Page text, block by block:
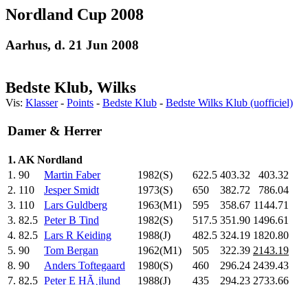
Nordland Cup 2008
Aarhus, d. 21 Jun 2008
Bedste Klub, Wilks
Vis: Klasser- Points - Bedste Klub - Bedste Wilks Klub (uofficiel)
Damer & Herrer
1. AK Nordland
1. 90 Martin Faber 1982(S) 622.5 403.32
403.32
2. 110 Jesper Smidt 1973(S) 650 382.72
786.04
3. 110 Lars Guldberg 1963(M1) 595 358.67 1144.71
3. 82.5 Peter B Tind 1982(S) 517.5 351.90 1496.61
4. 82.5 Lars R Keiding 1988(J) 482.5 324.19 1820.80
5. 90 Tom Bergan 1962(M1) 505 322.39 2143.19
8. 90 Anders Toftegaard 1980(S) 460 296.24 2439.43
7. 82.5 Peter E HÃ¸jlund 1988(J) 435 294.23 2733.66